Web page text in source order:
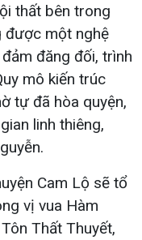
thất bên trong
được một nghệ
đăng đối, trình
mô kiến trúc
tự đã hòa quyện,
linh thiêng,
Cam Lộ sẽ tổ
vị vua Hàm
Thất Thuyết,